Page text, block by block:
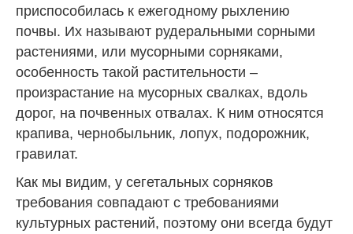
приспособилась к ежегодному рыхлению
почвы. Их называют рудеральными сорными
растениями, или мусорными сорняками,
особенность такой растительности –
произрастание на мусорных свалках, вдоль
дорог, на почвенных отвалах. К ним относятся
крапива, чернобыльник, лопух, подорожник,
гравилат.
Как мы видим, у сегетальных сорняков
требования совпадают с требованиями
культурных растений, поэтому они всегда будут